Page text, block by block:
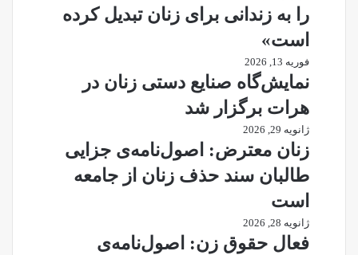
را به زندانی برای زنان تبدیل کرده
است»
فوریه 13, 2026
نمایش‌گاه صنایع دستی زنان در
هرات برگزار شد
ژانویه 29, 2026
زنان معترض: اصول‌نامه‌ی جزایی
طالبان سند حذف زنان از جامعه
است
ژانویه 28, 2026
فعال حقوق زن: اصول‌نامه‌ی